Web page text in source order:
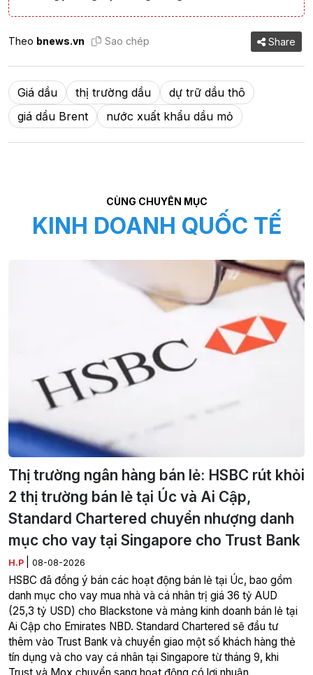
Theo bnews.vn Sao chép Share
Giá dầu thị trường dầu
dự trữ dầu thô
giá dầu Brent
nước xuất khẩu dầu mỏ
CÙNG CHUYÊN MỤC
KINH DOANH QUỐC TẾ
Thị trường ngân hàng bán lẻ: HSBC rút khỏi
2 thị trường bán lẻ tại Úc và Ai Cập,
Standard Chartered chuyển nhượng danh
mục cho vay tại Singapore cho Trust Bank
H.P 08-08-2026
HSBC đã đồng ý bán các hoạt động bán lẻ tại Úc, bao gồm
danh mục cho vay mua nhà và cá nhân trị giá 36 tỷ AUD
(25,3 tỷ USD) cho Blackstone và mảng kinh doanh bán lẻ tại
Ai Cập cho Emirates NBD. Standard Chartered sẽ đầu tư
thêm vào Trust Bank và chuyển giao một số khách hàng thẻ
tín dụng và cho vay cá nhân tại Singapore từ tháng 9, khi